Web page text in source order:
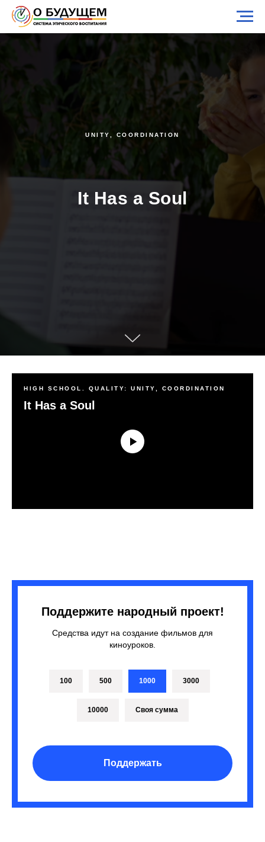
UNITY, COORDINATION
It Has a Soul
HIGH SCHOOL. QUALITY: UNITY, COORDINATION
It Has a Soul
Поддержите народный проект!
Средства идут на создание фильмов для
киноуроков.
100 500 1000 3000
10000 Своя сумма
Поддержать